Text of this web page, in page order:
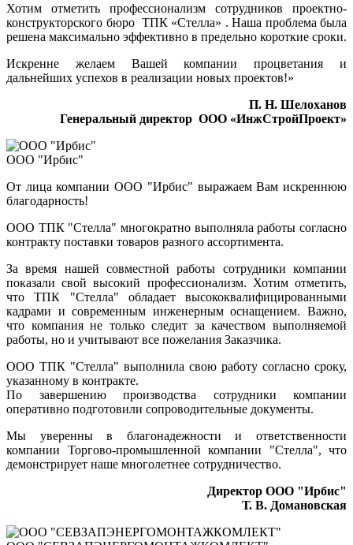
Хотим отметить профессионализм сотрудников проектно-
конструкторского бюро ТПК «Стелла» . Наша проблема была
решена максимально эффективно в предельно короткие сроки.
Искренне желаем Вашей компании процветания и
дальнейших успехов в реализации новых проектов!»
П. Н. Шелоханов
Генеральный директор ООО «ИнжСтройПроект»
ООО "Ирбис"
От лица компании ООО "Ирбис" выражаем Вам искреннюю
благодарность!
ООО ТПК "Стелла" многократно выполняла работы согласно
контракту поставки товаров разного ассортимента.
За время нашей совместной работы сотрудники компании
показали свой высокий профессионализм. Хотим отметить,
что ТПК "Стелла" обладает высококвалифицированными
кадрами и современным инженерным оснащением. Важно,
что компания не только следит за качеством выполняемой
работы, но и учитывают все пожелания Заказчика.
ООО ТПК "Стелла" выполнила свою работу согласно сроку,
указанному в контракте.
По завершению производства сотрудники компании
оперативно подготовили сопроводительные документы.
Мы уверенны в благонадежности и ответственности
компании Торгово-промышленной компании "Стелла", что
демонстрирует наше многолетнее сотрудничество.
Директор ООО "Ирбис"
Т. В. Домановская